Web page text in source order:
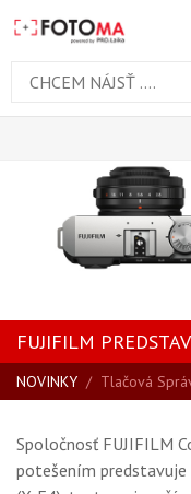
FUJIFILM
NOVINKY / Tlačová
Spoločnosť FUJIFILM
potešením predstavuje